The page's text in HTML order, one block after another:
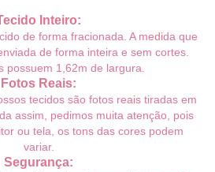
Inteiro:
de forma fracionada. A medida que
de forma inteira e sem cortes.
possuem 1,62m de largura.
Fotos Reais:
tecidos são fotos reais tiradas em
assim, pedimos muita atenção, pois
ou tela, os tons das cores podem
variar.
Segurança: